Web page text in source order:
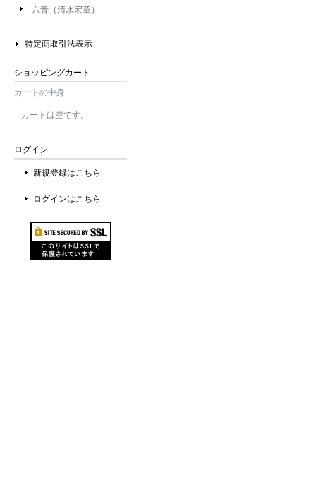
六青（清水宏章）
特定商取引法表示
ショッピングカート
カートの中身
カートは空です。
ログイン
新規登録はこちら
ログインはこちら